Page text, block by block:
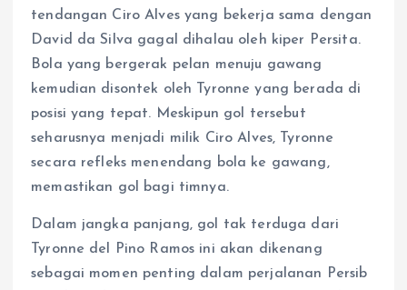
tendangan Ciro Alves yang bekerja sama dengan
David da Silva gagal dihalau oleh kiper Persita.
Bola yang bergerak pelan menuju gawang
kemudian disontek oleh Tyronne yang berada di
posisi yang tepat. Meskipun gol tersebut
seharusnya menjadi milik Ciro Alves, Tyronne
secara refleks menendang bola ke gawang,
memastikan gol bagi timnya.
Dalam jangka panjang, gol tak terduga dari
Tyronne del Pino Ramos ini akan dikenang
sebagai momen penting dalam perjalanan Persib